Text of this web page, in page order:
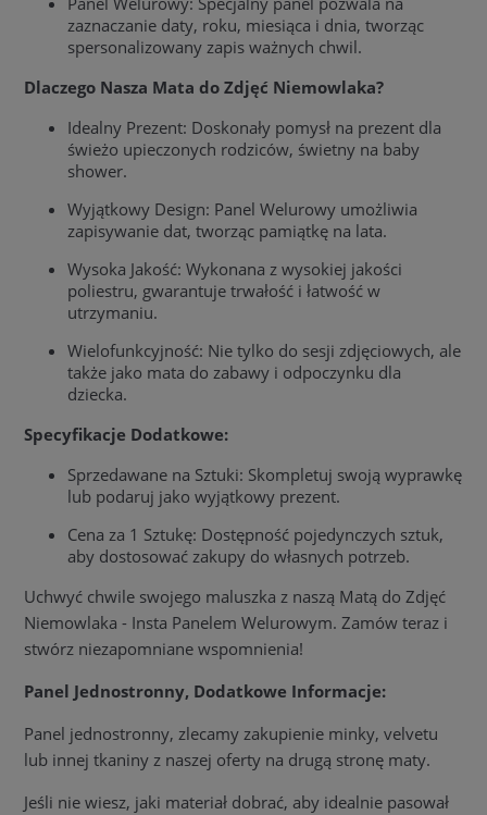
zaznaczanie daty, roku, miesiąca i dnia, tworząc
spersonalizowany zapis ważnych chwil.
Dlaczego Nasza Mata do Zdjęć Niemowlaka?
Idealny Prezent: Doskonały pomysł na prezent dla
świeżo upieczonych rodziców, świetny na baby
shower.
Wyjątkowy Design: Panel Welurowy umożliwia
zapisywanie dat, tworząc pamiątkę na lata.
Wysoka Jakość: Wykonana z wysokiej jakości
poliestru, gwarantuje trwałość i łatwość w
utrzymaniu.
Wielofunkcyjność: Nie tylko do sesji zdjęciowych, ale
także jako mata do zabawy i odpoczynku dla
dziecka.
Specyfikacje Dodatkowe:
Sprzedawane na Sztuki: Skompletuj swoją wyprawkę
lub podaruj jako wyjątkowy prezent.
Cena za 1 Sztukę: Dostępność pojedynczych sztuk,
aby dostosować zakupy do własnych potrzeb.
Uchwyć chwile swojego maluszka z naszą Matą do Zdjęć
Niemowlaka - Insta Panelem Welurowym. Zamów teraz i
stwórz niezapomniane wspomnienia!
Panel Jednostronny, Dodatkowe Informacje:
Panel jednostronny, zlecamy zakupienie minky, velvetu
lub innej tkaniny z naszej oferty na drugą stronę maty.
Jeśli nie wiesz, jaki materiał dobrać, aby idealnie pasował